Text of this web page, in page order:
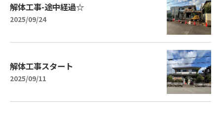
解体工事-途中経過☆
2025/09/24
解体工事スタート
2025/09/11